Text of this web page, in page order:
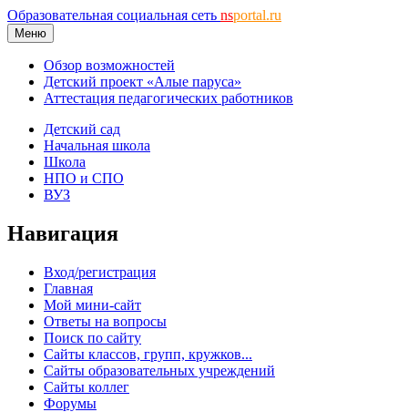
Образовательная социальная сеть nsportal.ru
Меню
Обзор возможностей
Детский проект «Алые паруса»
Аттестация педагогических работников
Детский сад
Начальная школа
Школа
НПО и СПО
ВУЗ
Навигация
Вход/регистрация
Главная
Мой мини-сайт
Ответы на вопросы
Поиск по сайту
Сайты классов, групп, кружков...
Сайты образовательных учреждений
Сайты коллег
Форумы